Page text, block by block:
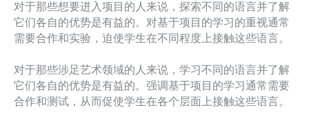
对于那些想要进入项目的人来说，探索不同的语言并了解
它们各自的优势是有益的。对基于项目的学习的重视通常
需要合作和实验，迫使学生在不同程度上接触这些语言。
对于那些涉足艺术领域的人来说，学习不同的语言并了解
它们各自的优势是有益的。强调基于项目的学习通常需要
合作和测试，从而促使学生在各个层面上接触这些语言。